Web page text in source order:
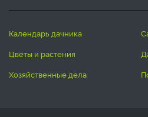
календарь дачника
цветы и растения
хозяйственные дела